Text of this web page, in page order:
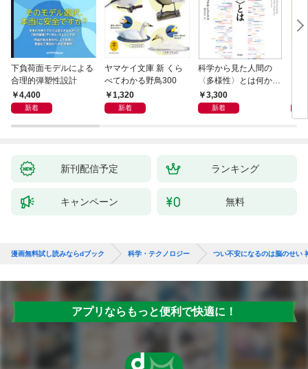
下負荷面モデルによる
合理的弾塑性設計
4,400
新着
ヤマケイ文庫 新 くら
べてわかる野鳥300
1,320
新着
科学から見た人間の
〈多様性〉とは何か―
―遺伝科学と疑似科学
3,300
新着
新刊配信予定 ランキング
キャンペーン 無料
漫画無料試し読みならdブック 科学・テクノロジー つい不安になるのは脳のせい
アプリならもっと便利で快適に！